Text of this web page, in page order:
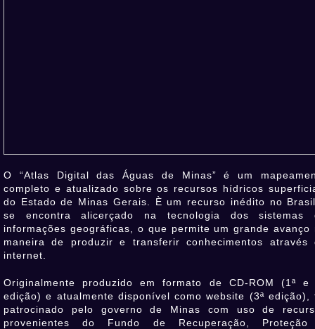
O “Atlas Digital das Águas de Minas” é um
completo e atualizado sobre os recursos hídricos
do Estado de Minas Gerais. È um recurso inédito no
se encontra alicerçado na tecnologia dos sistemas
informações geográficas, o que permite um grande avanço
maneira de produzir e transferir conhecimentos através
internet.
Originalmente produzido em formato de CD-ROM (1ª e
edição) e atualmente disponível como website (3ª edição),
patrocinado pelo governo de Minas com uso de
provenientes do Fundo de Recuperação,